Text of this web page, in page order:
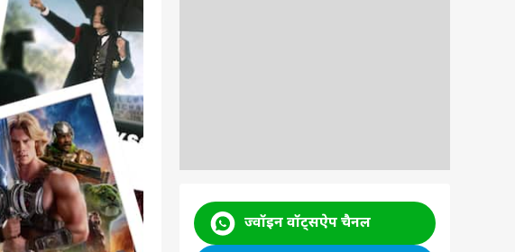
ज्वॉइन वॉट्सऐप चैनल